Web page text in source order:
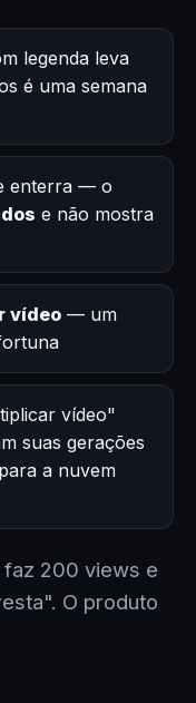
legenda leva
é uma semana
enterra — o
e não mostra
vídeo — um
vídeo"
suas gerações
a nuvem
faz 200 views e
O produto